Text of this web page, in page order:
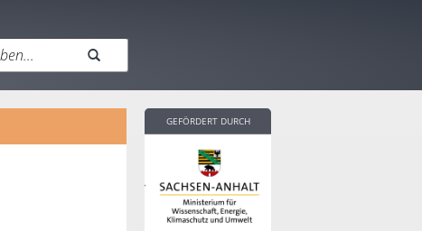
GEFÖRDERT DURCH